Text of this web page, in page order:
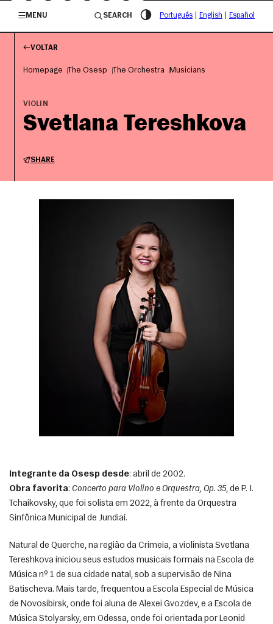
/governosp
MENU
SEARCH Português English Español
VOLTAR
Homepage The Osesp The Orchestra Musicians
VIOLIN
Svetlana Tereshkova
SHARE
Integrante da Osesp desde: abril de 2002.
Obra favorita: Concerto para Violino e Orquestra, Op. 35, de P. I.
Tchaikovsky, que foi solista em 2022, à frente da Orquestra
Sinfônica Municipal de Jundiaí.
Natural de Querche, na região da Crimeia, a violinista Svetlana
Tereshkova iniciou seus estudos musicais formais na Escola de
Música nº 1 de sua cidade natal, sob a supervisão de Nina
Batischeva. Mais tarde, frequentou a Escola Especial de Música
de Novosibirsk, onde foi aluna de Alexei Gvozdev, e a Escola de
Música Stolyarsky, em Odessa, onde foi orientada por Leonid